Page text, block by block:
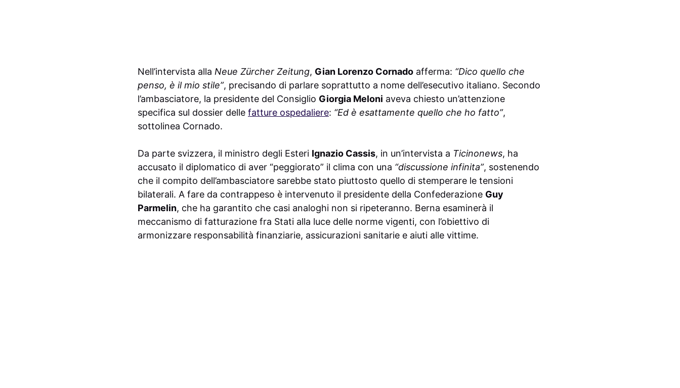
Nell’intervista alla Neue Zürcher Zeitung, Gian Lorenzo Cornado afferma: “Dico quello che
penso, è il mio stile”, precisando di parlare soprattutto a nome dell’esecutivo italiano. Secondo
l’ambasciatore, la presidente del Consiglio Giorgia Meloni aveva chiesto un’attenzione
specifica sul dossier delle fatture ospedaliere: “Ed è esattamente quello che ho fatto”,
sottolinea Cornado.
Da parte svizzera, il ministro degli Esteri Ignazio Cassis, in un’intervista a Ticinonews, ha
accusato il diplomatico di aver “peggiorato” il clima con una “discussione infinita”, sostenendo
che il compito dell’ambasciatore sarebbe stato piuttosto quello di stemperare le tensioni
bilaterali. A fare da contrappeso è intervenuto il presidente della Confederazione Guy
Parmelin, che ha garantito che casi analoghi non si ripeteranno. Berna esaminerà il
meccanismo di fatturazione fra Stati alla luce delle norme vigenti, con l’obiettivo di
armonizzare responsabilità finanziarie, assicurazioni sanitarie e aiuti alle vittime.